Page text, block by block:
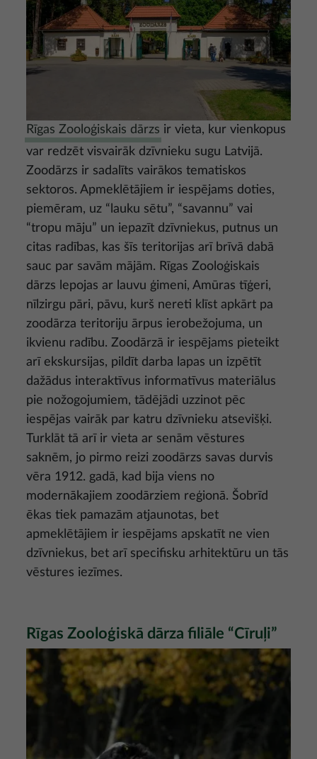
Rīgas Zooloģiskais dārzs ir vieta, kur vienkopus
var redzēt visvairāk dzīvnieku sugu Latvijā.
Zoodārzs ir sadalīts vairākos tematiskos
sektoros. Apmeklētājiem ir iespējams doties,
piemēram, uz “lauku sētu”, “savannu” vai
“tropu māju” un iepazīt dzīvniekus, putnus un
citas radības, kas šīs teritorijas arī brīvā dabā
sauc par savām mājām. Rīgas Zooloģiskais
dārzs lepojas ar lauvu ģimeni, Amūras tīģeri,
nīlzirgu pāri, pāvu, kurš nereti klīst apkārt pa
zoodārza teritoriju ārpus ierobežojuma, un
ikvienu radību. Zoodārzā ir iespējams pieteikt
arī ekskursijas, pildīt darba lapas un izpētīt
dažādus interaktīvus informatīvus materiālus
pie nožogojumiem, tādējādi uzzinot pēc
iespējas vairāk par katru dzīvnieku atsevišķi.
Turklāt tā arī ir vieta ar senām vēstures
saknēm, jo pirmo reizi zoodārzs savas durvis
vēra 1912. gadā, kad bija viens no
modernākajiem zoodārziem reģionā. Šobrīd
ēkas tiek pamazām atjaunotas, bet
apmeklētājiem ir iespējams apskatīt ne vien
dzīvniekus, bet arī specifisku arhitektūru un tās
vēstures iezīmes.
Rīgas Zooloģiskā dārza filiāle “Cīruļi”
Attēls